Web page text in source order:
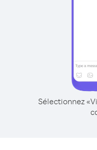
Sélectionnez